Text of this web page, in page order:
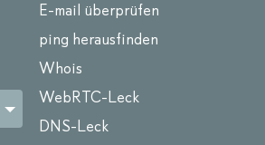
E-mail überprüfen
ping herausfinden
Whois
WebRTC-Leck
DNS-Leck